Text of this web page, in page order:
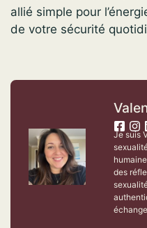
allié simple pour
de votre sécurité
Je suis
des